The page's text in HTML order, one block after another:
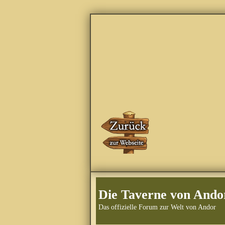
Die Taverne von
Das offizielle Forum zur Welt von Andor